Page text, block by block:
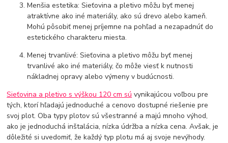
Menšia estetika: Sieťovina a pletivo môžu byť menej
atraktívne ako iné materiály, ako sú drevo alebo kameň.
Mohú pôsobiť menej príjemne na pohľad a nezapadnúť do
estetického charakteru miesta.
Menej trvanlivé: Sieťovina a pletivo môžu byť menej
trvanlivé ako iné materiály, čo môže viesť k nutnosti
nákladnej opravy alebo výmeny v budúcnosti.
Sieťovina a pletivo s výškou 120 cm sú vynikajúcou voľbou pre
tých, ktorí hľadajú jednoduché a cenovo dostupné riešenie pre
svoj plot. Oba typy plotov sú všestranné a majú mnoho výhod,
ako je jednoduchá inštalácia, nízka údržba a nízka cena. Avšak, je
dôležité si uvedomiť, že každý typ plotu má aj svoje nevýhody.